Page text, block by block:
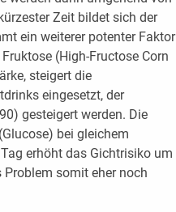
Zeit bildet sich der
ein weiterer potenter Faktor
(High-Fructose Corn
steigert die
eingesetzt, der
gesteigert werden. Die
bei gleichem
erhöht das Gichtrisiko um
Problem somit eher noch